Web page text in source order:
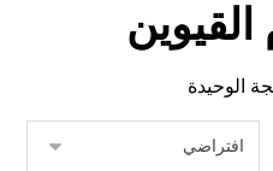
القيوين
الوحيدة